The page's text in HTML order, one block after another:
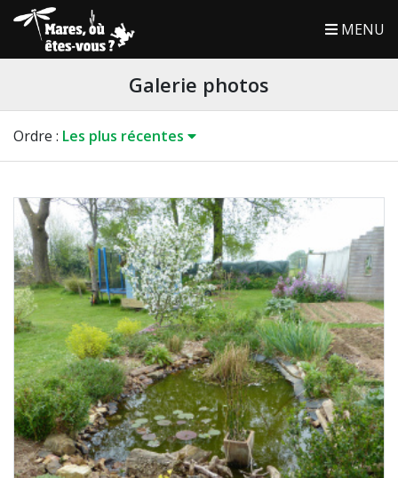
MENU
Galerie photos
Ordre : Les plus récentes